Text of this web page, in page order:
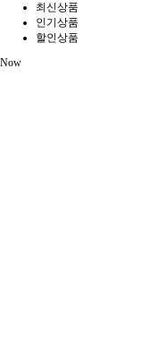
최신상품
인기상품
할인상품
Now